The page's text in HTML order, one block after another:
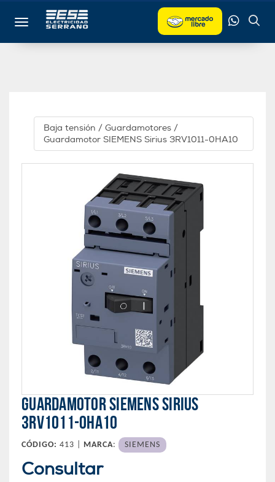
Toggle navigation
Baja tensión / Guardamotores /
Guardamotor SIEMENS Sirius 3RV1011-0HA10
GUARDAMOTOR SIEMENS SIRIUS
3RV1011-0HA10
CÓDIGO: 413 | MARCA: SIEMENS
Consultar